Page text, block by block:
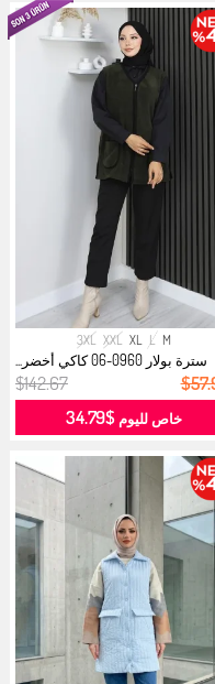
M
L
XL
XXL
3XL
سترة بولار 0960-06 كاكي أخضر...
$142.67
خاص لليوم$34.79